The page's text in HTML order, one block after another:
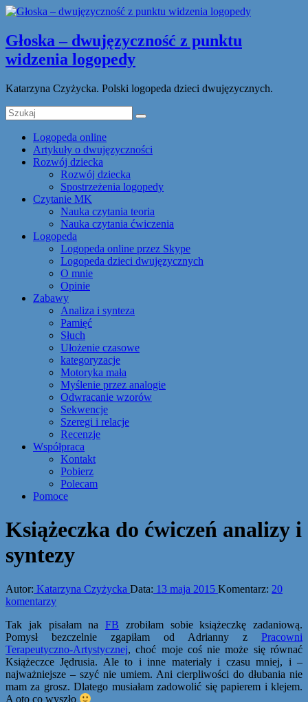
Głoska – dwujęzyczność z punktu
widzenia logopedy
Katarzyna Czyżycka. Polski logopeda dzieci dwujęzycznych.
Logopeda online
Artykuły o dwujęzyczności
Rozwój dziecka
Rozwój dziecka
Spostrzeżenia logopedy
Czytanie MK
Nauka czytania teoria
Nauka czytania ćwiczenia
Logopeda
Logopeda online przez Skype
Logopeda dzieci dwujęzycznych
O mnie
Opinie
Zabawy
Analiza i synteza
Pamięć
Słuch
Ułożenie czasowe
kategoryzacje
Motoryka mała
Myślenie przez analogie
Odwracanie wzorów
Sekwencje
Szeregi i relacje
Recenzje
Współpraca
Kontakt
Pobierz
Polecam
Pomoce
Książeczka do ćwiczeń analizy i
syntezy
Autor: Katarzyna Czyżycka Data: 13 maja 2015 Komentarz: 20
komentarzy
Tak jak pisałam na FB zrobiłam sobie książeczkę zadaniową.
Pomysł bezczelnie zgapiłam od Adrianny z Pracowni
Terapeutyczno-Artystycznej, choć moje coś nie może się równać
Książeczce Jędrusia. Ale to i inne materiały i czasu mniej, i –
najważniejsze – szyć nie umiem. Ani cierpliwości do dłubania nie
mam za grosz. Dlatego musiałam zadowolić się papierem i klejem.
A oto co wyszło